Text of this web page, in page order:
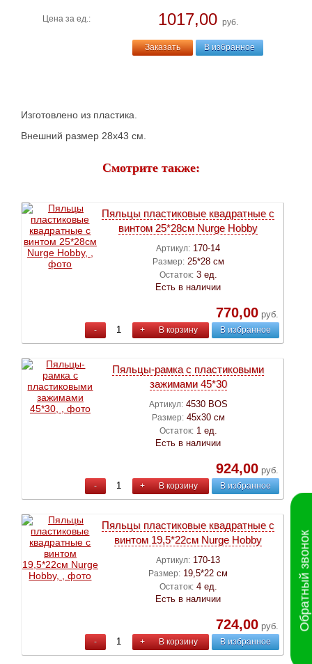
Цена за ед.: 1017,00 руб.
Заказать В избранное
Изготовлено из пластика.
Внешний размер 28х43 см.
Смотрите также:
Пяльцы пластиковые квадратные с
винтом 25*28см Nurge Hobby
Артикул: 170-14
Размер: 25*28 см
Остаток: 3 ед.
Есть в наличии
770,00руб.
- + В корзину В избранное
Пяльцы-рамка с пластиковыми
зажимами 45*30
Артикул: 4530 BOS
Размер: 45х30 см
Остаток: 1 ед.
Есть в наличии
924,00руб.
- + В корзину В избранное
Пяльцы пластиковые квадратные с
винтом 19,5*22см Nurge Hobby
Артикул: 170-13
Размер: 19,5*22 см
Остаток: 4 ед.
Есть в наличии
724,00руб.
- + В корзину В избранное
Обратный звонок